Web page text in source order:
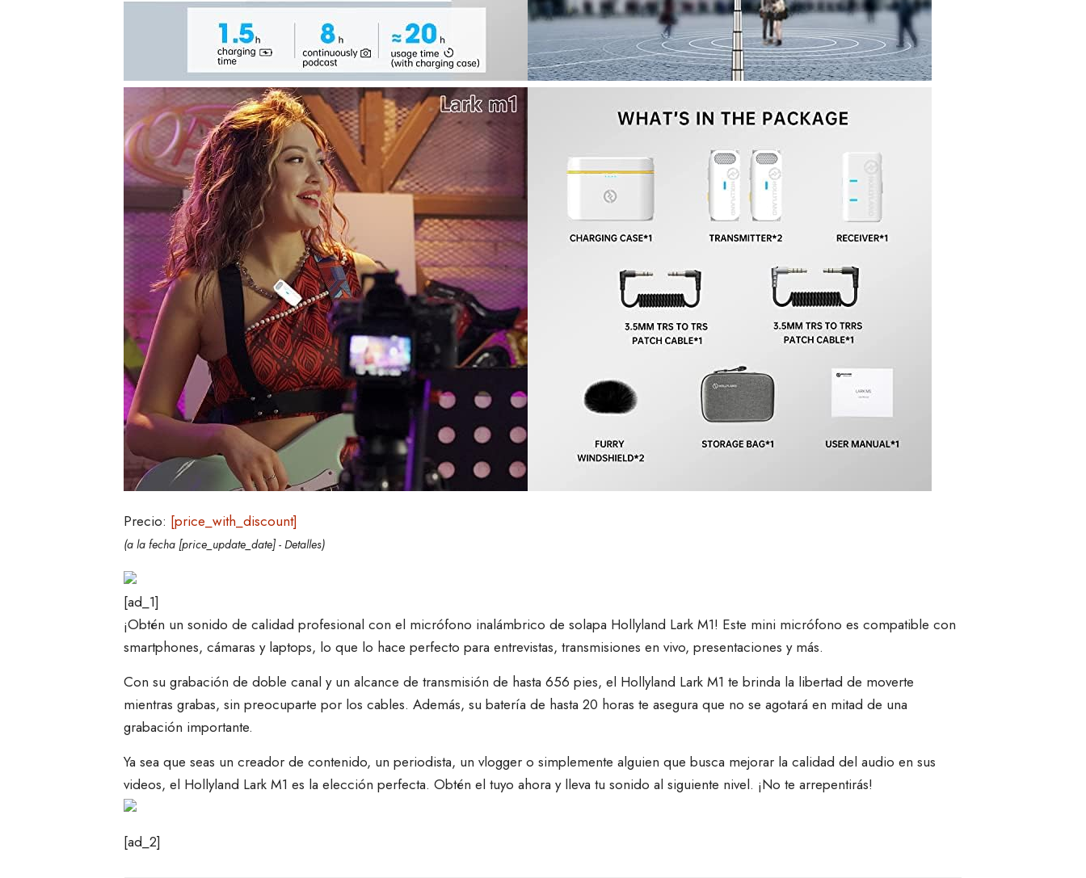
Precio: [price_with_discount]
(a la fecha [price_update_date] - Detalles)
[ad_1]
¡Obtén un sonido de calidad profesional con el micrófono inalámbrico de solapa Hollyland Lark M1! Este mini micrófono es compatible con
smartphones, cámaras y laptops, lo que lo hace perfecto para entrevistas, transmisiones en vivo, presentaciones y más.
Con su grabación de doble canal y un alcance de transmisión de hasta 656 pies, el Hollyland Lark M1 te brinda la libertad de moverte
mientras grabas, sin preocuparte por los cables. Además, su batería de hasta 20 horas te asegura que no se agotará en mitad de una
grabación importante.
Ya sea que seas un creador de contenido, un periodista, un vlogger o simplemente alguien que busca mejorar la calidad del audio en sus
videos, el Hollyland Lark M1 es la elección perfecta. Obtén el tuyo ahora y lleva tu sonido al siguiente nivel. ¡No te arrepentirás!
[ad_2]